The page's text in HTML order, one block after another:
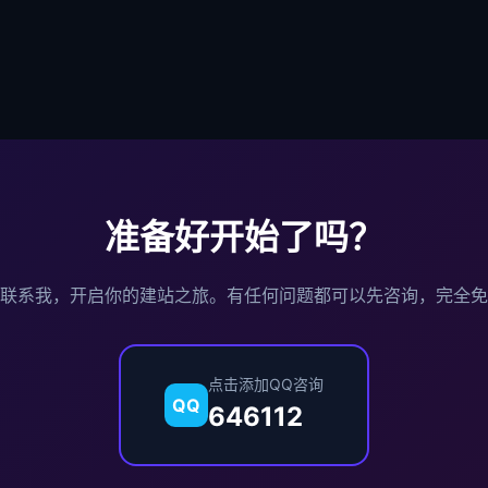
准备好开始了吗？
系我，开启你的建站之旅。有任何问题都可以先咨询，完全
QQ
点击添加QQ咨询
646112